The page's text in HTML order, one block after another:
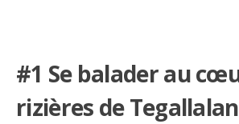
#1 Se balader au
rizières de